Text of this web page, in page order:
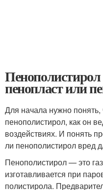
Пенополистирол
пенопласт или
Для начала нужно понять,
пенополистирол, как он
воздействиях. И понять
ли пенополистирол вред
Пенополистирол — это
изготавливается при
полистирола.